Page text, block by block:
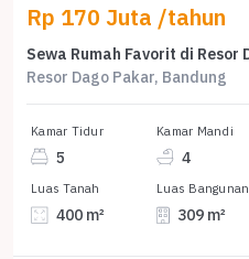
Rp 170 Juta /tahun
Resor Dago Pakar, Bandung
Kamar Tidur
5
Kamar Mandi
4
Luas Tanah
400 m²
Luas Bangunan
309 m²